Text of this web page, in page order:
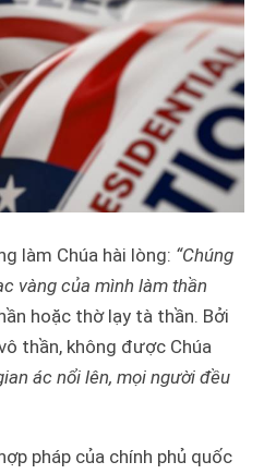
làm Chúa hài lòng: “Chúng
vàng của mình làm thần
hoặc thờ lạy tà thần. Bởi
thần, không được Chúa
ác nổi lên, mọi người đều
pháp của chính phủ quốc